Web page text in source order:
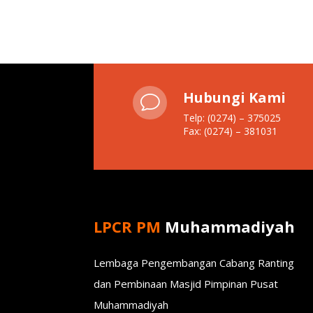
v Hubungi Kami
Telp: (0274) – 375025
Fax: (0274) – 381031
LPCR PM Muhammadiyah
Lembaga Pengembangan Cabang Ranting
dan Pembinaan Masjid Pimpinan Pusat
Muhammadiyah